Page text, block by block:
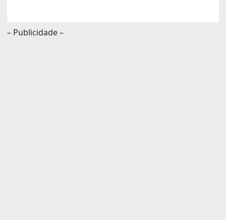
– Publicidade –